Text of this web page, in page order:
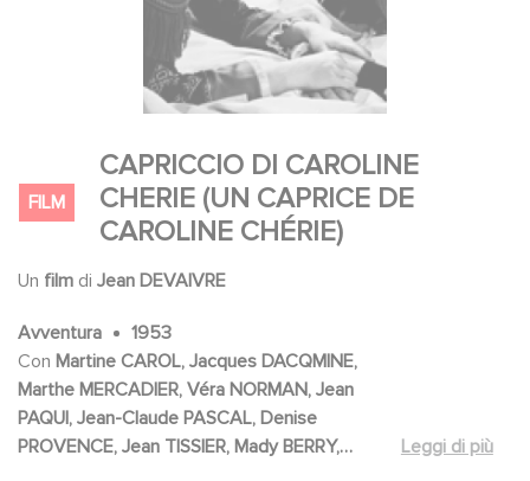
FILM
CAPRICCIO DI CAROLINE
CHERIE (UN CAPRICE DE
CAROLINE CHÉRIE)
Un film di Jean DEVAIVRE
Avventura
1953
Con Martine CAROL, Jacques DACQMINE,
Marthe MERCADIER, Véra NORMAN, Jean
PAQUI, Jean-Claude PASCAL, Denise
PROVENCE, Jean TISSIER, Mady BERRY,
Leggi di più